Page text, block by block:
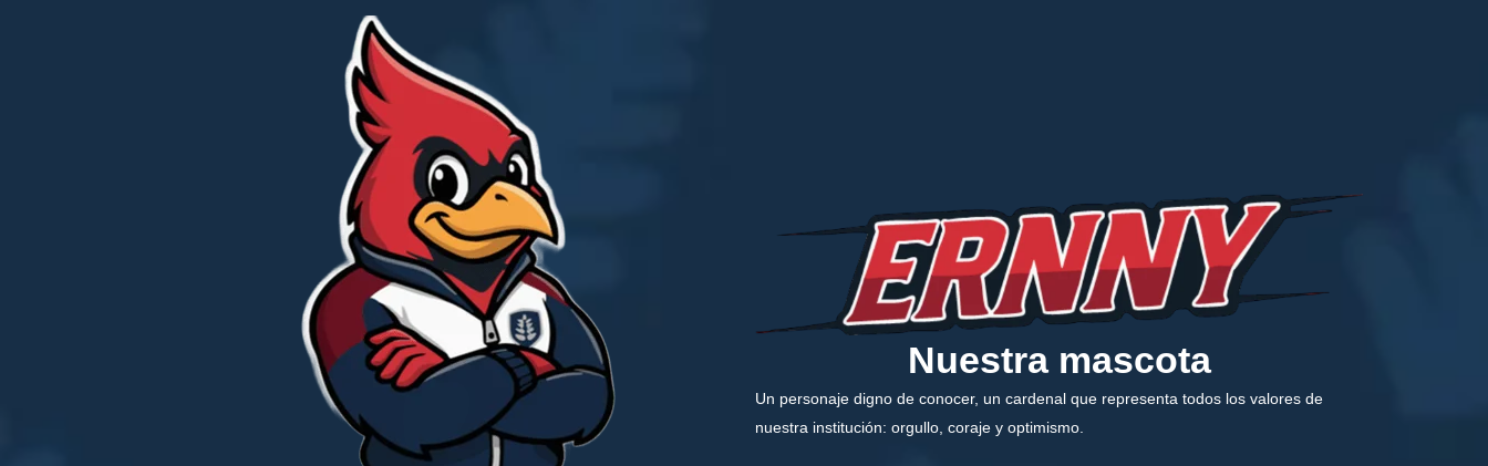
Nuestra mascota
Un personaje digno de conocer, un cardenal que representa todos los valores de
nuestra institución: orgullo, coraje y optimismo